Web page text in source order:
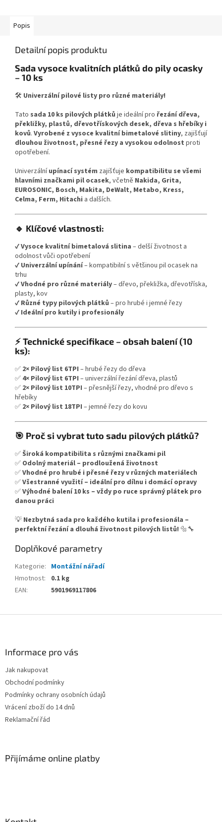
Popis
Detailní popis produktu
Sada vysoce kvalitních plátků do pily ocasky
– 10 ks
🛠 Univerzální pilové listy pro různé materiály!
Tato sada 10 ks pilových plátků je ideální pro řezání dřeva,
překližky, plastů, dřevotřískových desek, dřeva s hřebíky i
kovů. Vyrobené z vysoce kvalitní bimetalové slitiny, zajišťují
dlouhou životnost, přesné řezy a vysokou odolnost proti
opotřebení.
Univerzálníupínací systém zajišťuje kompatibilitu se všemi
hlavními značkami pil ocasek, včetně Nakida, Grita,
EUROSONIC, Bosch, Makita, DeWalt, Metabo, Kress,
Celma, Ferm, Hitachi a dalších.
🔹 Klíčové vlastnosti:
✔Vysoce kvalitní bimetalová slitina – delší životnost a
odolnost vůči opotřebení
✔ Univerzální upínání– kompatibilní s většinou pil ocasek na
trhu
✔Vhodné pro různé materiály– dřevo, překližka, dřevotříska,
plasty, kov
✔ Různé typy pilových plátků – pro hrubé i jemné řezy
✔ Ideální pro kutily i profesionály
⚡ Technické specifikace – obsah balení (10
ks):
✅ 2× Pilový list 6TPI – hrubé řezy do dřeva
✅ 4× Pilový list 6TPI – univerzální řezání dřeva, plastů
✅ 2× Pilový list 10TPI – přesnější řezy, vhodné pro dřevo s
hřebíky
✅ 2× Pilový list 18TPI – jemné řezy do kovu
🎯 Proč si vybrat tuto sadu pilových plátků?
✅Široká kompatibilita s různými značkami pil
✅ Odolný materiál – prodloužená životnost
✅Vhodné pro hrubé i přesné řezy v různých materiálech
✅Všestranné využití – ideální pro dílnu i domácí opravy
✅Výhodné balení 10 ks – vždy po ruce správný plátek pro
danou práci
💡 Nezbytná sada pro každého kutila i profesionála –
perfektní řezání a dlouhá životnost pilových listů! 🔩🔧
Doplňkové parametry
Kategorie: Montážní nářadí
Hmotnost:
0.1 kg
EAN: 5901969117806
Informace pro vás
Jak nakupovat
Obchodní podmínky
Podmínky ochrany osobních údajů
Vrácení zboží do 14 dnů
Reklamační řád
Přijímáme online platby